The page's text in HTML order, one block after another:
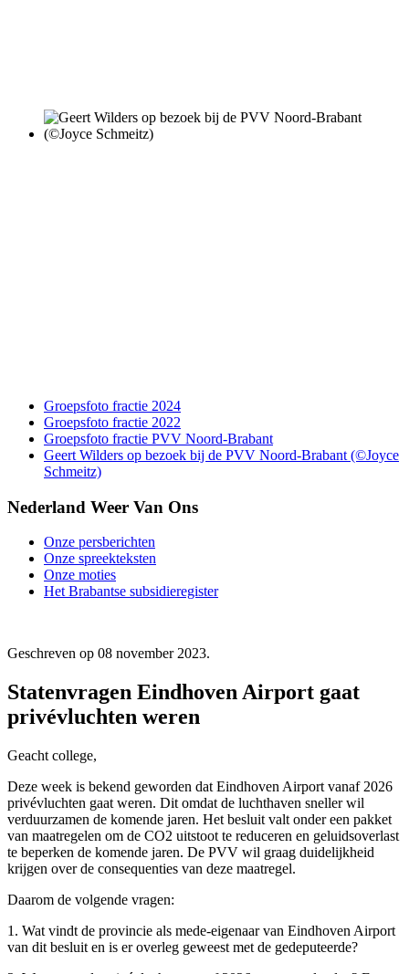
Groepsfoto fractie 2024
Groepsfoto fractie 2022
Groepsfoto fractie PVV Noord-Brabant
Geert Wilders op bezoek bij de PVV Noord-Brabant (©Joyce
Schmeitz)
Nederland Weer Van Ons
Onze persberichten
Onze spreekteksten
Onze moties
Het Brabantse subsidieregister
Geschreven op 08 november 2023.
Statenvragen Eindhoven Airport gaat
privévluchten weren
Geacht college,
Deze week is bekend geworden dat Eindhoven Airport vanaf 2026
privévluchten gaat weren. Dit omdat de luchthaven sneller wil
verduurzamen de komende jaren. Het besluit valt onder een pakket
van maatregelen om de CO2 uitstoot te reduceren en geluidsoverlast
te beperken de komende jaren. De PVV wil graag duidelijkheid
krijgen over de consequenties van deze maatregel.
Daarom de volgende vragen:
1. Wat vindt de provincie als mede-eigenaar van Eindhoven Airport
van dit besluit en is er overleg geweest met de gedeputeerde?